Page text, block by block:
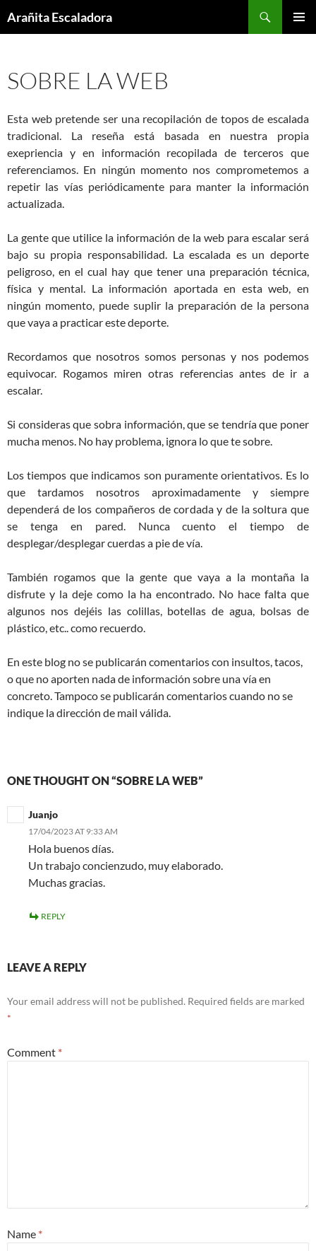
toArañita Escaladora
SOBRE LA WEB
Esta web pretende ser una recopilación de topos de escalada
tradicional. La reseña está basada en nuestra propia
exepriencia y en información recopilada de terceros que
referenciamos. En ningún momento nos comprometemos a
repetir las vías periódicamente para manter la información
actualizada.
La gente que utilice la información de la web para escalar será
bajo su propia responsabilidad. La escalada es un deporte
peligroso, en el cual hay que tener una preparación técnica,
física y mental. La información aportada en esta web, en
ningún momento, puede suplir la preparación de la persona
que vaya a practicar este deporte.
Recordamos que nosotros somos personas y nos podemos
equivocar. Rogamos miren otras referencias antes de ir a
escalar.
Si consideras que sobra información, que se tendría que poner
mucha menos. No hay problema, ignora lo que te sobre.
Los tiempos que indicamos son puramente orientativos. Es lo
que tardamos nosotros aproximadamente y siempre
dependerá de los compañeros de cordada y de la soltura que
se tenga en pared. Nunca cuento el tiempo de
desplegar/desplegar cuerdas a pie de vía.
También rogamos que la gente que vaya a la montaña la
disfrute y la deje como la ha encontrado. No hace falta que
algunos nos dejéis las colillas, botellas de agua, bolsas de
plástico, etc.. como recuerdo.
En este blog no se publicarán comentarios con insultos, tacos,
o que no aporten nada de información sobre una vía en
concreto. Tampoco se publicarán comentarios cuando no se
indique la dirección de mail válida.
ONE THOUGHT ON “SOBRE LA WEB”
Juanjo
17/04/2023 AT 9:33 AM
Hola buenos días.
Un trabajo concienzudo, muy elaborado.
Muchas gracias.
REPLY
LEAVE A REPLY
Your email address will not be published. Required fields are marked
*
Comment *
Name *